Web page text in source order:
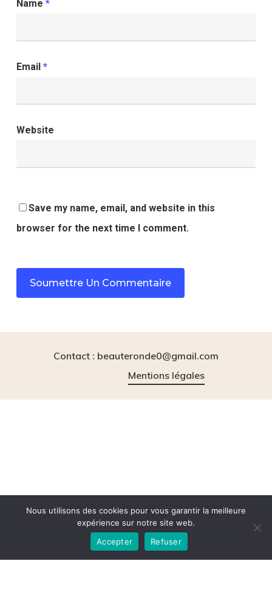
Name *
Email *
Website
Save my name, email, and website in this
browser for the next time I comment.
Contact : beauteronde0@gmail.com
Mentions légales
instagram tiktok
Nous utilisons des cookies pour vous garantir la meilleure
expérience sur notre site web.
Accepter
Refuser